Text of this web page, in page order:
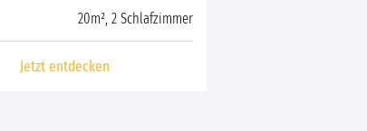
20m², 2 Schlafzimmer
Jetzt entdecken